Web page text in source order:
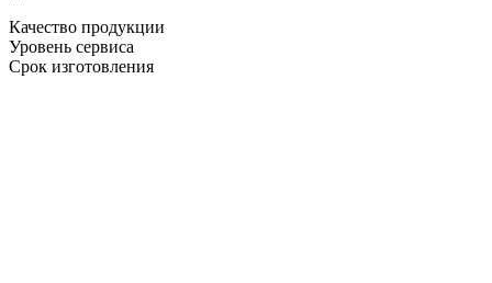
Качество продукции
Уровень сервиса
Срок изготовления